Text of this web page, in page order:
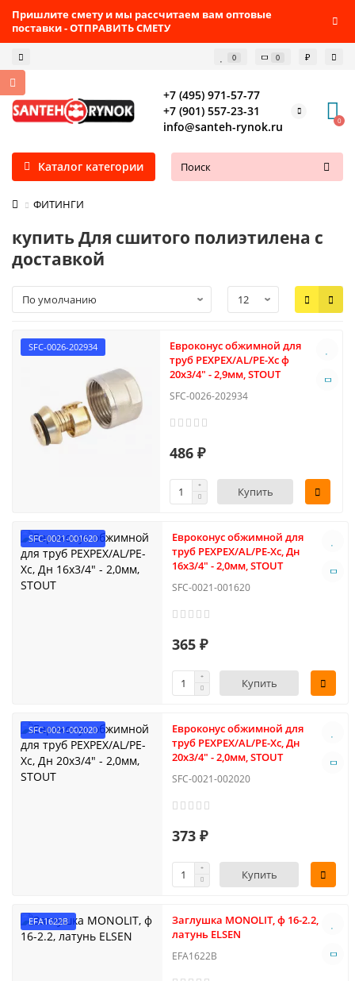
Пришлите смету и мы рассчитаем вам оптовые
поставки - ОТПРАВИТЬ СМЕТУ
0 0 ₽
+7 (495) 971-57-77
+7 (901) 557-23-31
info@santeh-rynok.ru
0
Каталог категории
ФИТИНГИ
купить Для сшитого полиэтилена с
доставкой
SFC-0026-202934
Евроконус обжимной для
труб PEXPEX/AL/PE-Xс ф
20х3/4" - 2,9мм, STOUT
SFC-0026-202934
486 ₽
Купить
SFC-0021-001620
Евроконус обжимной для
труб PEXPEX/AL/PE-Xс, Дн
16х3/4" - 2,0мм, STOUT
SFC-0021-001620
365 ₽
Купить
SFC-0021-002020
Евроконус обжимной для
труб PEXPEX/AL/PE-Xс, Дн
20х3/4" - 2,0мм, STOUT
SFC-0021-002020
373 ₽
Купить
EFA1622B
Заглушка MONОLIT, ф 16-2.2,
латунь ELSEN
EFA1622B